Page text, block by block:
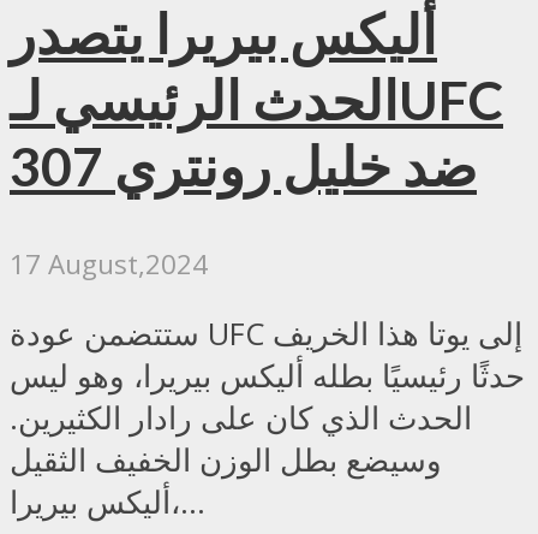
أليكس بيريرا يتصدر
الحدث الرئيسي لـUFC
307 ضد خليل رونتري
17 August,2024
ستتضمن عودة UFC إلى يوتا هذا الخريف
حدثًا رئيسيًا بطله أليكس بيريرا، وهو ليس
الحدث الذي كان على رادار الكثيرين.
وسيضع بطل الوزن الخفيف الثقيل
أليكس بيريرا،...